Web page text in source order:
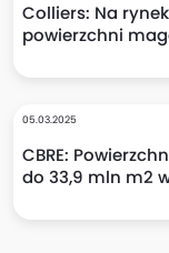
Colliers: Na
powierzchni
05.03.2025
CBRE:
do 33,9 mln m2